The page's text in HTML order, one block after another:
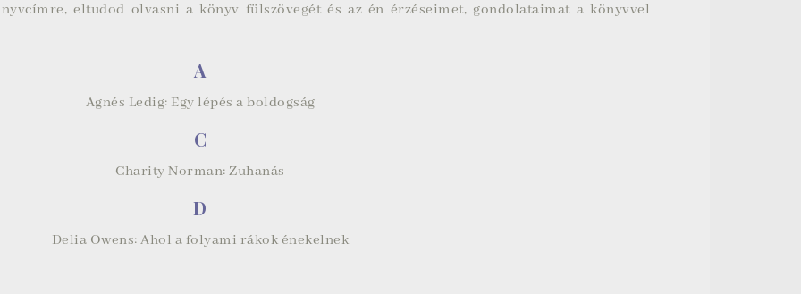
eltudod olvasni a könyv fülszövegét és az én érzéseimet, gondolataimat a könyvvel
A
Agnés Ledig: Egy lépés a boldogság
C
Charity Norman: Zuhanás
D
Delia Owens: Ahol a folyami rákok énekelnek